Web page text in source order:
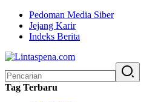
Langsung
konten
Pedoman Media Siber
Jejang Karir
Indeks Berita
untuk:
Tag Terbaru